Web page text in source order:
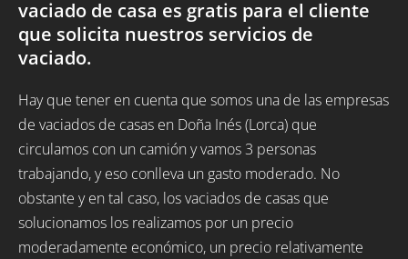
vaciado de casa es gratis para el cliente
que solicita nuestros servicios de
vaciado.
Hay que tener en cuenta que somos una de las empresas
de vaciados de casas en Doña Inés (Lorca) que
circulamos con un camión y vamos 3 personas
trabajando, y eso conlleva un gasto moderado. No
obstante y en tal caso, los vaciados de casas que
solucionamos los realizamos por un precio
moderadamente económico, un precio relativamente